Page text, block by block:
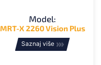
Model:
MRT-X 2260 Vision Plus
Saznaj više